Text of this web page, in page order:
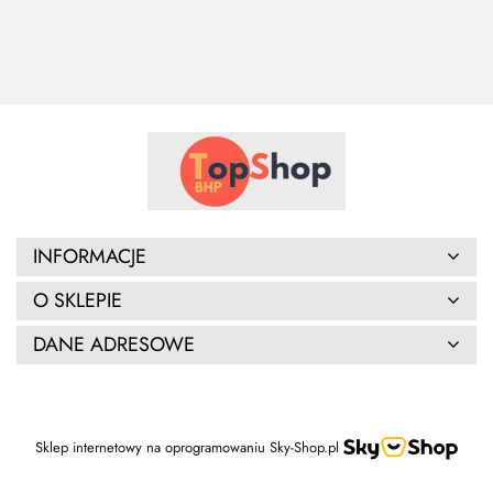
INFORMACJE
O SKLEPIE
DANE ADRESOWE
Sklep internetowy na oprogramowaniu Sky-Shop.pl